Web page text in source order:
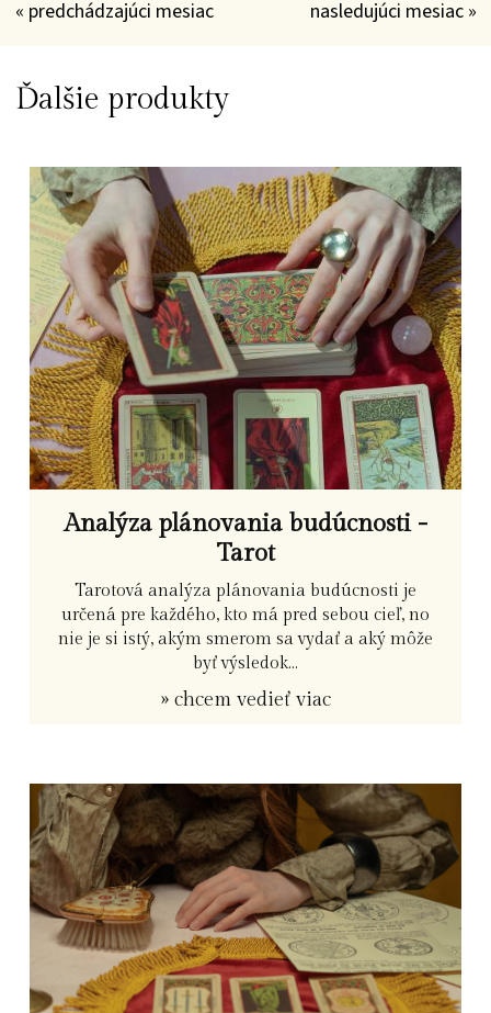
« predchádzajúci mesiac nasledujúci mesiac »
Ďalšie produkty
Analýza plánovania budúcnosti -
Tarot
Tarotová analýza plánovania budúcnosti je
určená pre každého, kto má pred sebou cieľ, no
nie je si istý, akým smerom sa vydať a aký môže
byť výsledok...
» chcem vedieť viac